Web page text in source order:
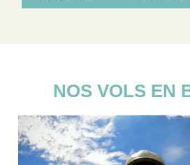
NOS VOLS EN